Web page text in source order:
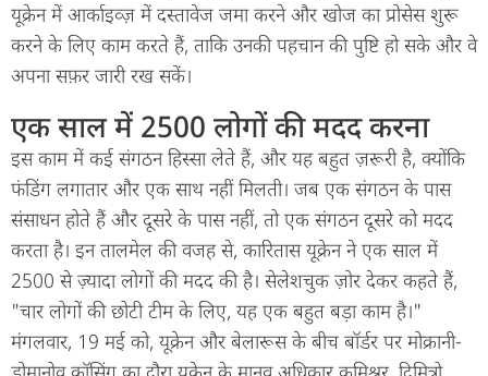
यूक्रेन में आर्काइव्ज़ में दस्तावेज जमा करने और खोज का प्रोसेस शुरू
करने के लिए काम करते हैं, ताकि उनकी पहचान की पुष्टि हो सके और वे
अपना सफ़र जारी रख सकें।
एक साल में 2500 लोगों की मदद करना
इस काम में कई संगठन हिस्सा लेते हैं, और यह बहुत ज़रूरी है, क्योंकि
फंडिंग लगातार और एक साथ नहीं मिलती। जब एक संगठन के पास
संसाधन होते हैं और दूसरे के पास नहीं, तो एक संगठन दूसरे को मदद
करता है। इन तालमेल की वजह से, कारितास यूक्रेन ने एक साल में
2500 से ज़्यादा लोगों की मदद की है। सेलेशचुक ज़ोर देकर कहते हैं,
"चार लोगों की छोटी टीम के लिए, यह एक बहुत बड़ा काम है।"
मंगलवार, 19 मई को, यूक्रेन और बेलारूस के बीच बॉर्डर पर मोक्रानी-